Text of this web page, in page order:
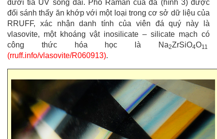
dưới tia UV sóng dài. Phổ Raman của đá (hình 3) được
đối sánh thấy ăn khớp với một loại trong cơ sở dữ liệu của
RRUFF, xác nhận danh tính của viên đá quý này là
vlasovite, một khoáng vật inosilicate – silicate mạch có
công thức hóa học là Na2ZrSiO4O11
(rruff.info/vlasovite/R060913).